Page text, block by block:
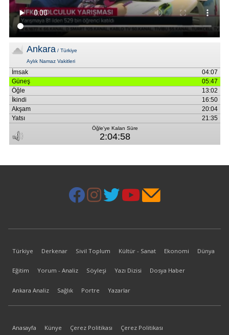
Türkiye Derkenar Sivil Toplum Kültür - Sanat Ekonomi Dünya
Eğitim Yorum - Analiz Söyleşi Yazı Dizisi Dosya Haber
Ankara Analiz Sağlık Portre Yazarlar
Anasayfa Künye Çerez Politikası Çerez Politikası